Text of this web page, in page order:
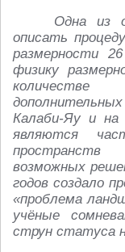
Одна из
описать
размерности
физику
количестве
Калаби-Яу и на
являются
возможных
годов создало
«проблема
учёные
струн статуса